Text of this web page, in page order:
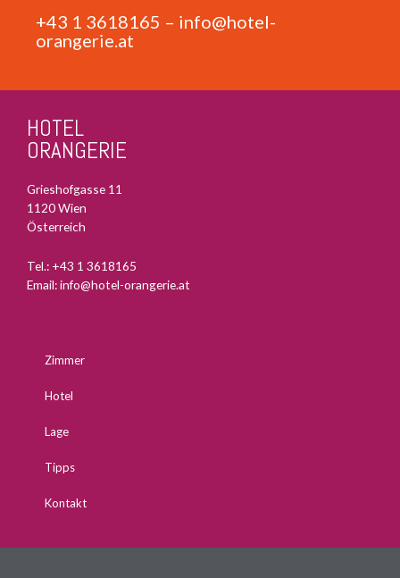
+43 1 3618165 – info@hotel-
orangerie.at
HOTEL
ORANGERIE
Grieshofgasse 11
1120 Wien
Österreich
Tel.: +43 1 3618165
Email:info@hotel-orangerie.at
Zimmer
Hotel
Lage
Tipps
Kontakt